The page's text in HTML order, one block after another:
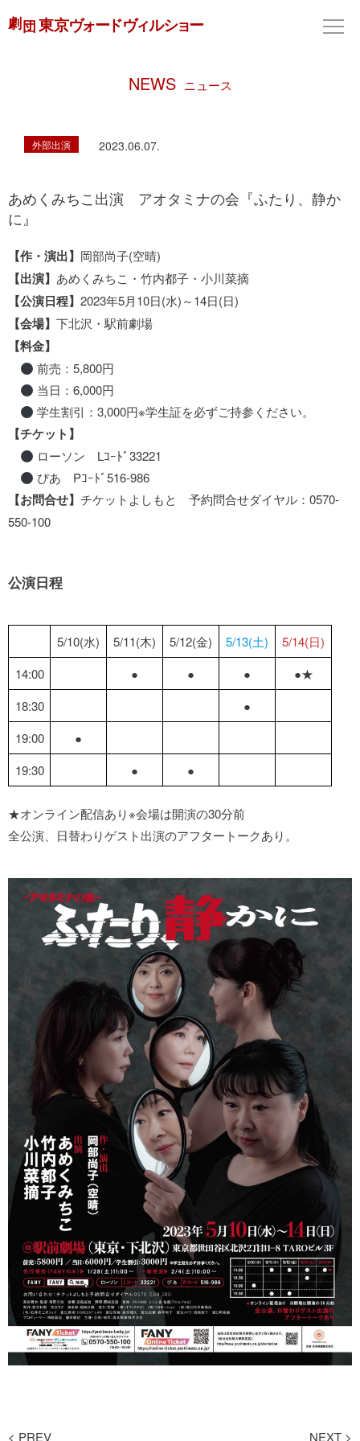
NEWS ニュース
外部出演 2023.06.07.
あめくみちこ出演 アオタミナの会『ふたり、静か
に』
【作・演出】 岡部尚子(空晴)
【出演】 あめくみちこ・竹内都子・小川菜摘
【公演日程】 2023年5月10日(水)～14日(日)
【会場】 下北沢・駅前劇場
【料金】
前売：5,800円
当日：6,000円
学生割引：3,000円※学生証を必ずご持参ください。
【チケット】
ローソン Lｺｰﾄﾞ33221
ぴあ Pｺｰﾄﾞ516-986
【お問合せ】 チケットよしもと 予約問合せダイヤル：0570-
550-100
公演日程
5/10(水) 5/11(木) 5/12(金) 5/13(土)
5/14(日)
14:00
● ● ●
●★
18:30
●
19:00
●
19:30
● ●
★オンライン配信あり※会場は開演の30分前
全公演、日替わりゲスト出演のアフタートークあり。
< PREV NEXT >